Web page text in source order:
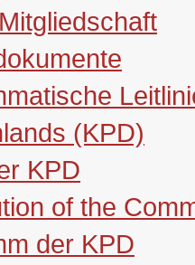
(KPD)
KPD
of the
der KPD